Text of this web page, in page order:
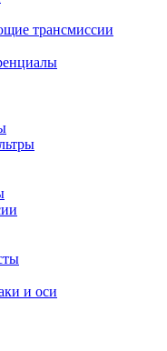
трансмиссии
и оси